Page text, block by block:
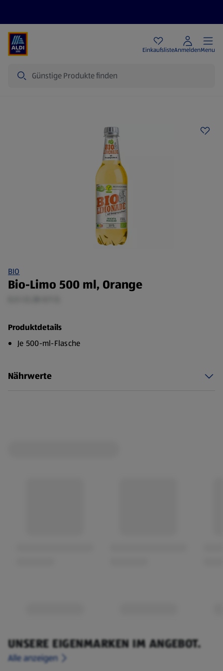
EinkaufslisteAnmeldenMenu
BIO
Bio-Limo 500 ml, Orange
Produktdetails
Je 500-ml-Flasche
Nährwerte
UNSERE EIGENMARKEN IM ANGEBOT.
Alle anzeigen